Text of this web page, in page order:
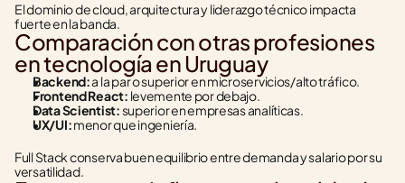
El dominio de cloud, arquitectura y liderazgo técnico impacta
fuerte en la banda.
Comparación con otras profesiones
en tecnología en Uruguay
Backend: a la par o superior en microservicios/alto tráfico.
Frontend React: levemente por debajo.
Data Scientist: superior en empresas analíticas.
UX/UI: menor que ingeniería.
Full Stack conserva buen equilibrio entre demanda y salario por su
versatilidad.